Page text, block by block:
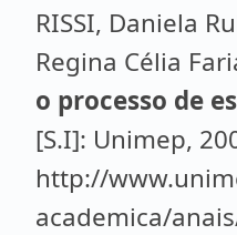
RISSI, Daniela
Regina Célia
o processo de
[S.I]: Unimep,
http://
academica/